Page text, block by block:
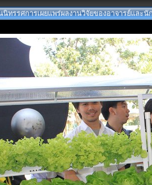
นิทรรศการเผยแพร่ผลงานวิจัยของอาจารย์และ